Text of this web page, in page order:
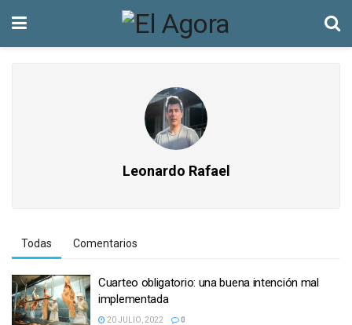
Leonardo Rafael
Todas Comentarios
Cuarteo obligatorio: una buena intención mal
implementada
20 JULIO, 2022 0